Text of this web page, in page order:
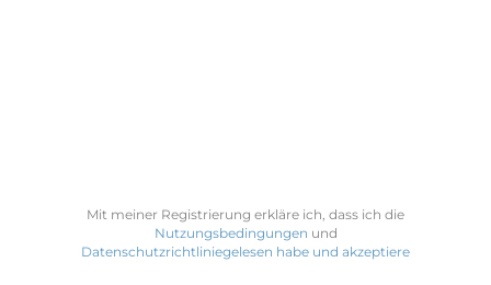
Mit meiner Registrierung erkläre ich, dass ich die
Nutzungsbedingungen und
Datenschutzrichtliniegelesen habe und akzeptiere